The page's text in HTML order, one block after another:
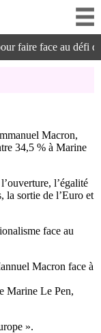
faire face au défi
Macron,
34,5 % à Marine
l’égalité
la sortie de l’Euro et
face au
Macron face à
Marine Le Pen,
».